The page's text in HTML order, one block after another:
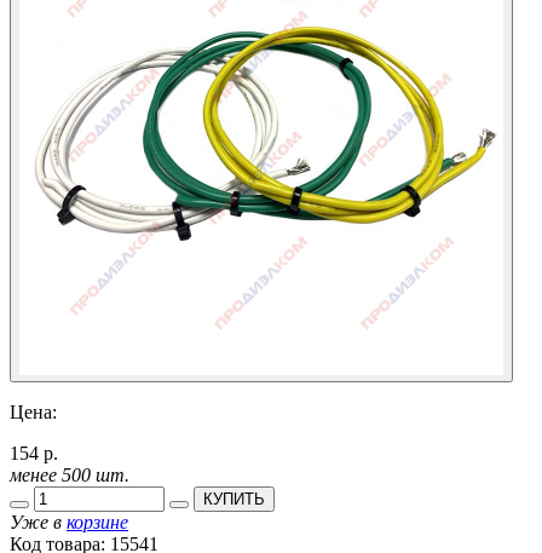
Цена:
154 р.
менее 500 шт.
КУПИТЬ
Уже в корзине
Код товара: 15541